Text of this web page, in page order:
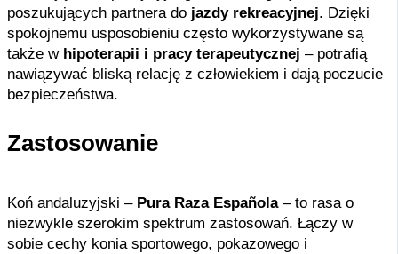
poszukujących partnera do jazdy rekreacyjnej. Dzięki
spokojnemu usposobieniu często wykorzystywane są
także w hipoterapii i pracy terapeutycznej – potrafią
nawiązywać bliską relację z człowiekiem i dają poczucie
bezpieczeństwa.
Zastosowanie
Koń andaluzyjski – Pura Raza Española– to rasa o
niezwykle szerokim spektrum zastosowań. Łączy w
sobie cechy konia sportowego, pokazowego i